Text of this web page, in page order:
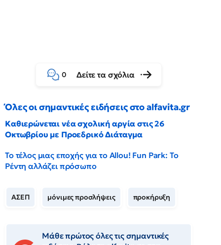
0 Δείτε τα σχόλια
Όλες οι σημαντικές ειδήσεις στο alfavita.gr
Καθιερώνεται νέα σχολική αργία στις 26
Οκτωβρίου με Προεδρικό Διάταγμα
Το τέλος μιας εποχής για το Allou! Fun Park: Το
Ρέντη αλλάζει πρόσωπο
ΑΣΕΠ μόνιμες προσλήψεις προκήρυξη
Μάθε πρώτος όλες τις σημαντικές